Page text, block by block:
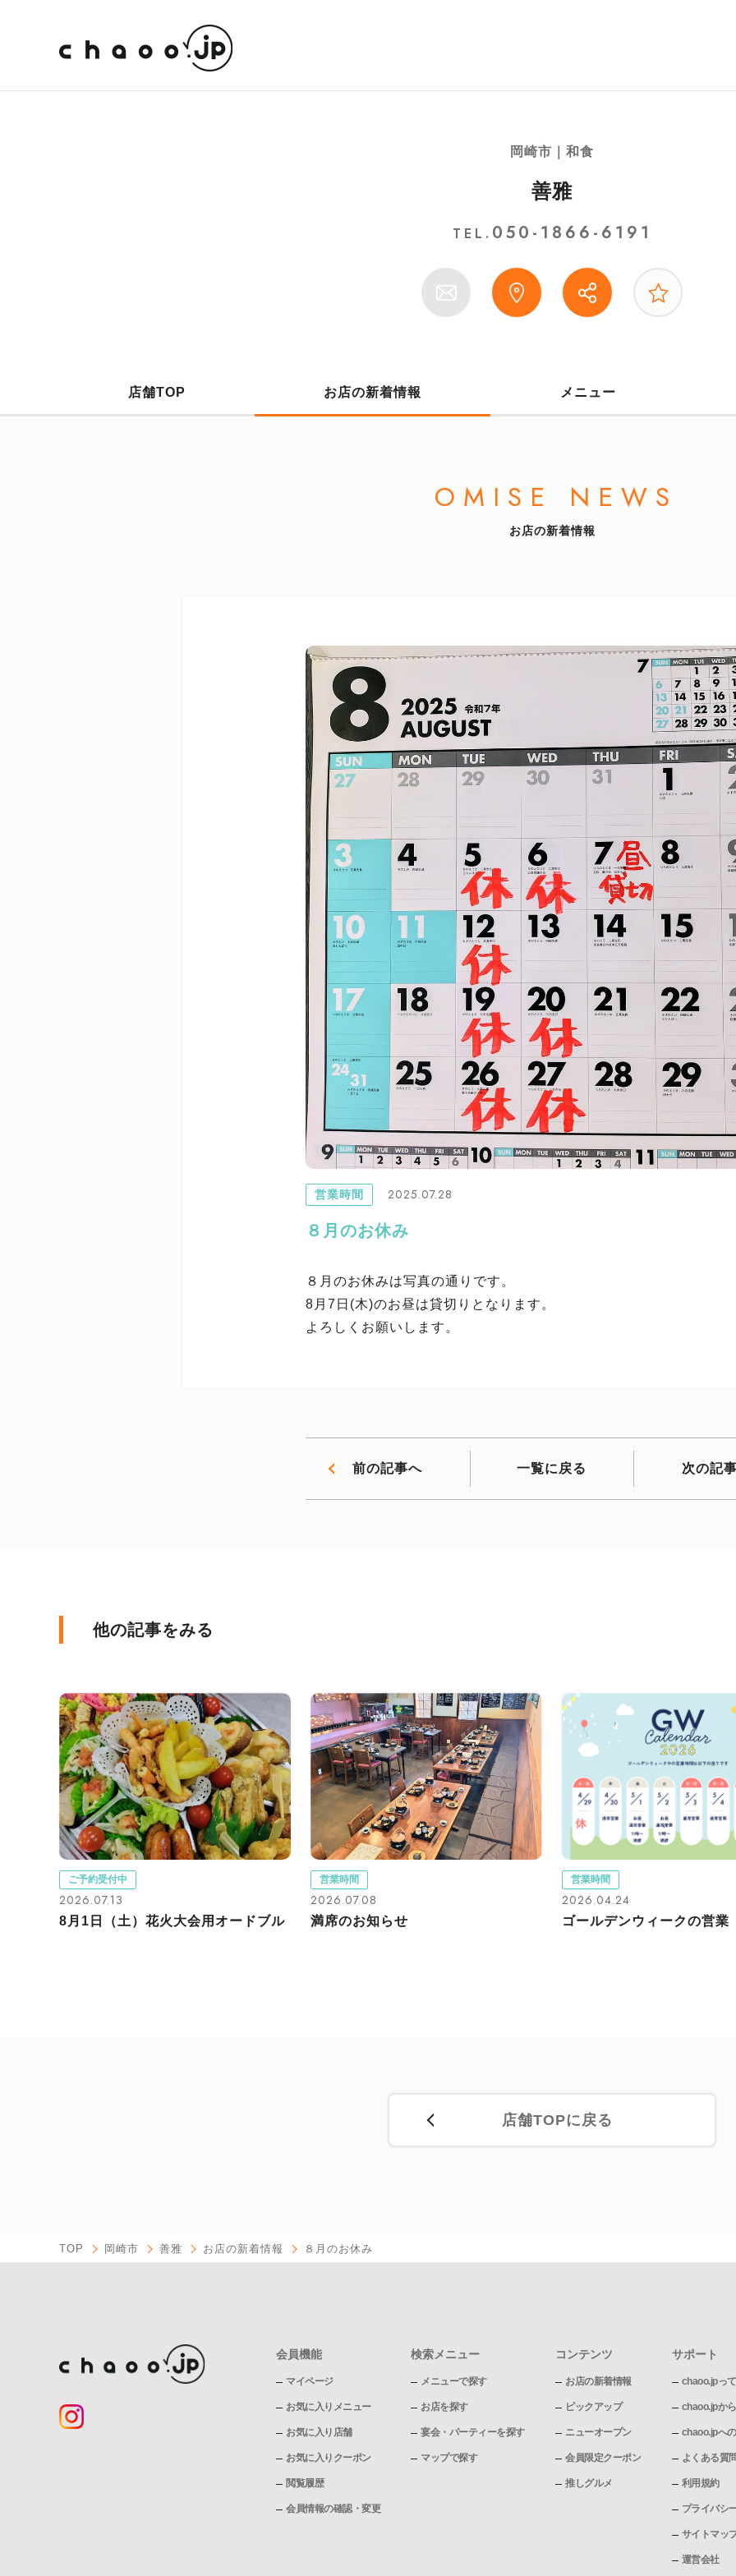
岡崎市｜和食
善雅
TEL. 050-1866-6191
店舗TOP お店の新着情報 メニュー
OMISE NEWS
お店の新着情報
営業時間 2025.07.28
８月のお休み
８月のお休みは写真の通りです。
8月7日(木)のお昼は貸切りとなります。
よろしくお願いします。
前の記事へ 次の記
一覧に戻る
他の記事をみる
ご予約受付中
2026.07.13
8月1日（土）花火大会用オードブル
営業時間
2026.07.08
満席のお知らせ
営業時間
2026.04.24
ゴールデンウィークの営業
店舗TOPに戻る
TOP 岡崎市 善雅 お店の新着情報 ８月のお休み
会員機能
マイページ
お気に入りメニュー
お気に入り店舗
お気に入りクーポン
閲覧履歴
会員情報の確認・変更
検索メニュー
メニューで探す
お店を探す
宴会・パーティーを探す
マップで探す
コンテンツ
お店の新着情報
ピックアップ
ニューオープン
会員限定クーポン
推しグルメ
サポート
chaoo.jpっ
chaoo.jpか
chaoo.jpへ
よくある質
利用規約
プライバシ
サイトマッ
運営会社